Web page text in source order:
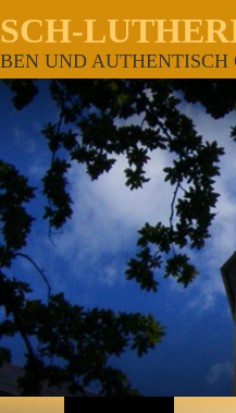
UND AUTHENTISCH